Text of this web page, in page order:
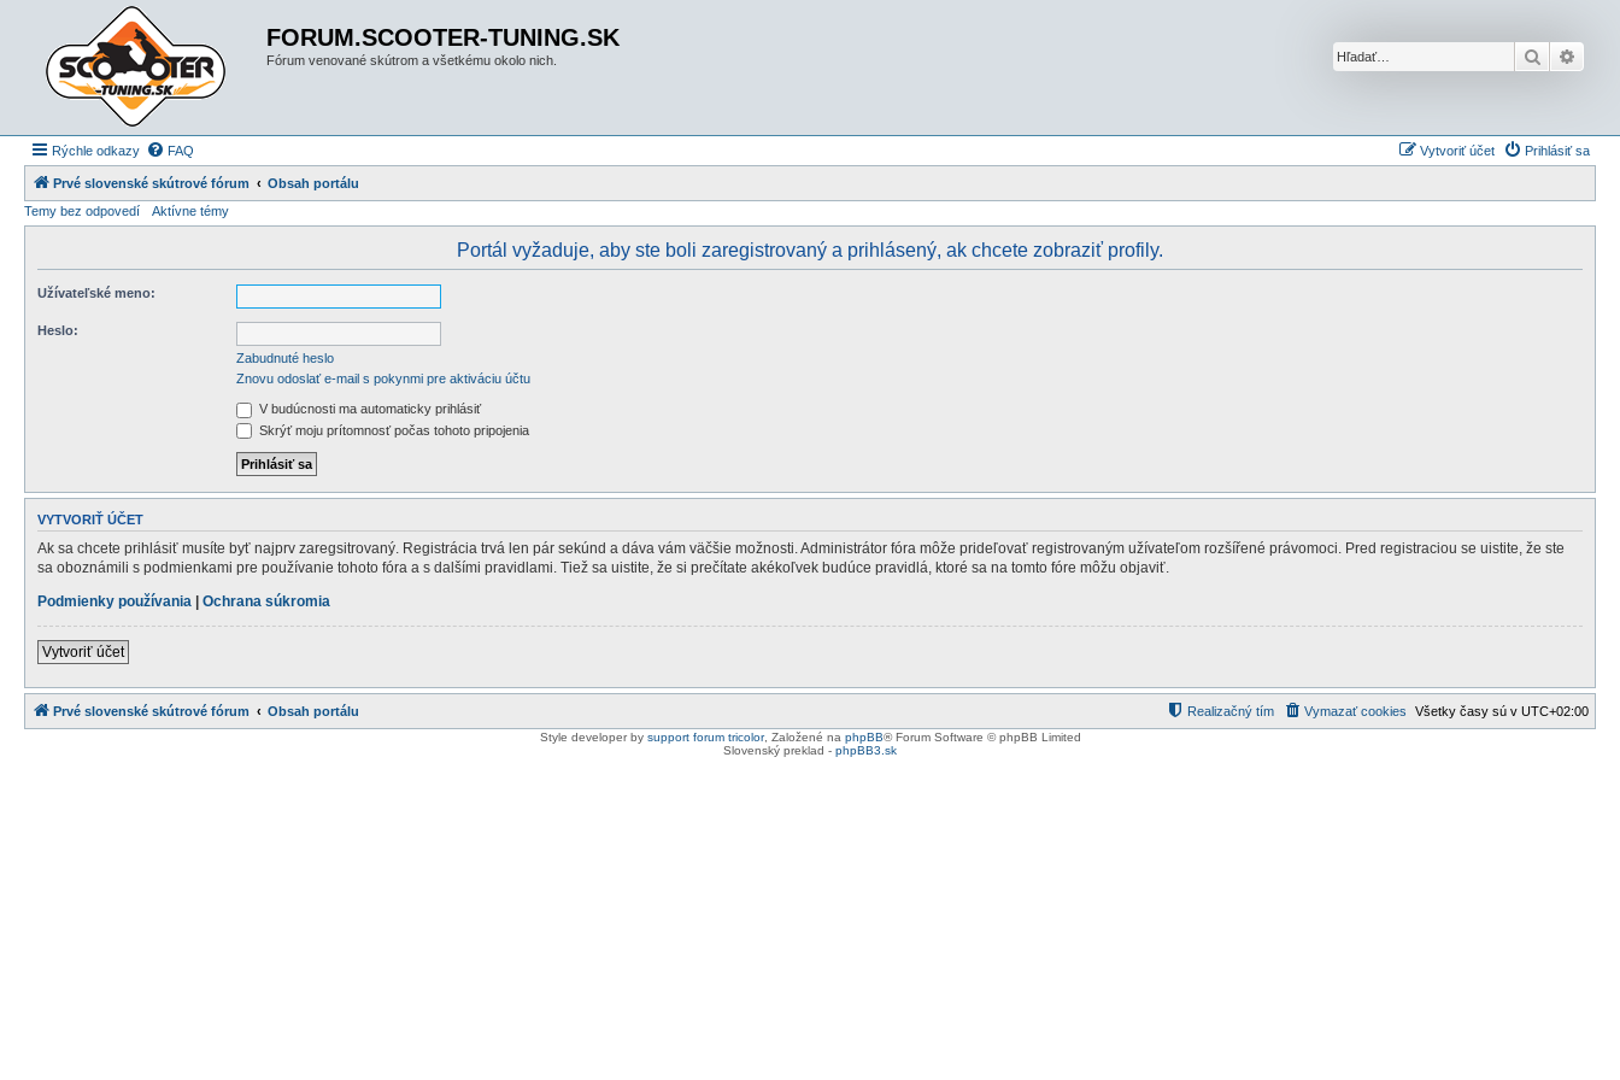
FORUM.SCOOTER-TUNING.SK
Fórum venované skútrom a všetkému okolo nich. Hľadať
Rýchle odkazy FAQ Prihlásiť sa
Vytvoriť účet
Prvé slovenské skútrové fórum
Obsah portálu
Temy bez odpovedí
Aktívne témy
Portál vyžaduje, aby ste boli zaregistrovaný a prihlásený, ak chcete zobraziť profily.
Užívateľské meno:
Heslo:
Zabudnuté heslo
Znovu odoslať e-mail s pokynmi pre aktiváciu účtu
V budúcnosti ma automaticky prihlásiť
Skrýť moju prítomnosť počas tohoto pripojenia
VYTVORIŤ ÚČET
Ak sa chcete prihlásiť musíte byť najprv zaregsitrovaný. Registrácia trvá len pár sekúnd a dáva vám väčšie možnosti. Administrátor fóra môže prideľovať registrovaným užívateľom rozšířené právomoci. Pred registraciou se uistite, že ste
sa oboznámili s podmienkami pre používanie tohoto fóra a s dalšími pravidlami. Tiež sa uistite, že si prečítate akékoľvek budúce pravidlá, ktoré sa na tomto fóre môžu objaviť.
Podmienky používania | Ochrana súkromia
Vytvoriť účet
Prvé slovenské skútrové fórum Obsah portálu Všetky časy sú v UTC+02:00
Vymazať cookies
Realizačný tím
Style developer by support forum tricolor, Založené na phpBB® Forum Software © phpBB Limited
Slovenský preklad - phpBB3.sk